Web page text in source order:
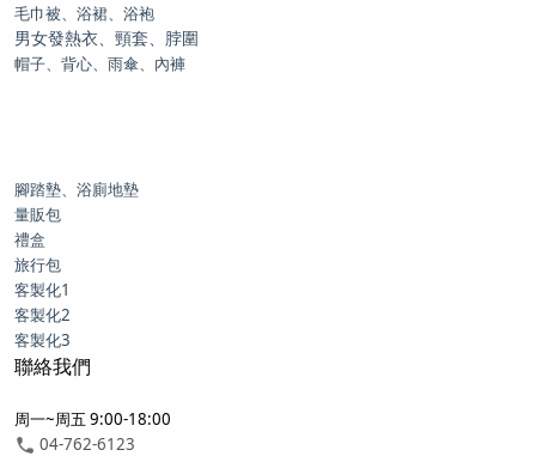
毛巾被、浴裙、浴袍
男女發熱衣、頸套、脖圍
帽子、背心、雨傘、內褲
腳踏墊、浴廁地墊
量販包
禮盒
旅行包
客製化1
客製化2
客製化3
聯絡我們
周一~周五 9:00-18:00
04-762-6123